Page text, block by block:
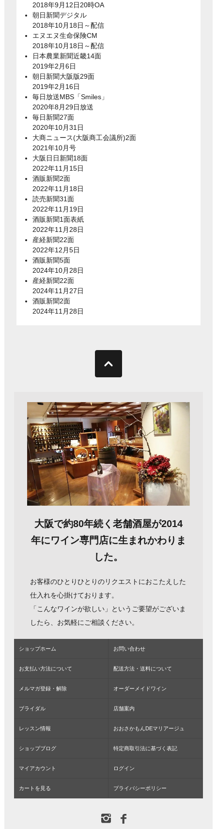
2018年9月12日20時OA
朝日新聞デジタル
2018年10月18日～配信
エヌエヌ生命保険CM
2018年10月18日～配信
日本農業新聞近畿14面
2019年2月6日
朝日新聞大阪版29面
2019年2月16日
毎日放送MBS「Smiles」
2020年8月29日放送
毎日新聞27面
2020年10月31日
大商ニュース(大阪商工会議所)2面
2021年10月号
大阪日日新聞18面
2022年11月15日
酒販新聞2面
2022年11月18日
読売新聞31面
2022年11月19日
酒販新聞1面表紙
2022年11月28日
産経新聞22面
2022年12月5日
酒販新聞5面
2024年10月28日
産経新聞22面
2024年11月27日
酒販新聞2面
2024年11月28日
大阪で約80年続く老舗酒屋が2014
年にワイン専門店に生まれかわりま
した。
お客様のひとりひとりのリクエストにおこたえした
仕入れを心掛けております。
「こんなワインが欲しい」というご要望がございま
したら、お気軽にご相談ください。
ショップホーム お問い合わせ
お支払い方法について 配送方法・送料について
メルマガ登録・解除 オーダーメイドワイン
ブライダル 店舗案内
レッスン情報 おおさかもんDEマリアージュ
ショップブログ 特定商取引法に基づく表記
マイアカウント ログイン
カートを見る プライバシーポリシー